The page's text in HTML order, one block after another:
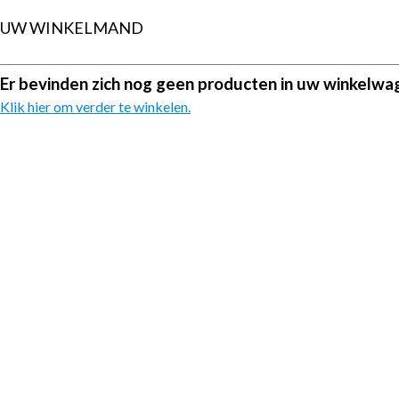
UW WINKELMAND
Er bevinden zich nog geen producten in uw
Klik hier om verder te winkelen.